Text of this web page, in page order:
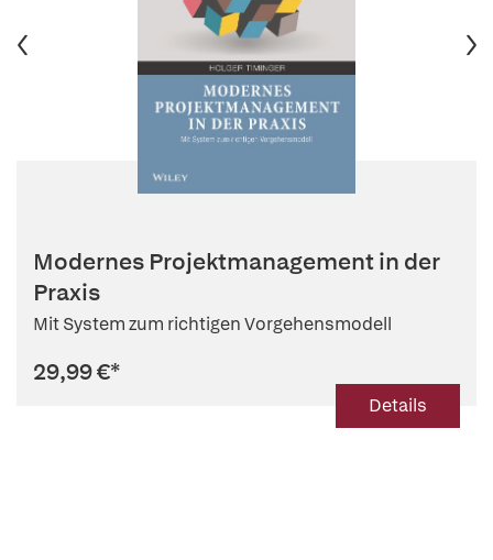
Modernes Projektmanagement in der
Praxis
Mit System zum richtigen Vorgehensmodell
29,99 €*
Details